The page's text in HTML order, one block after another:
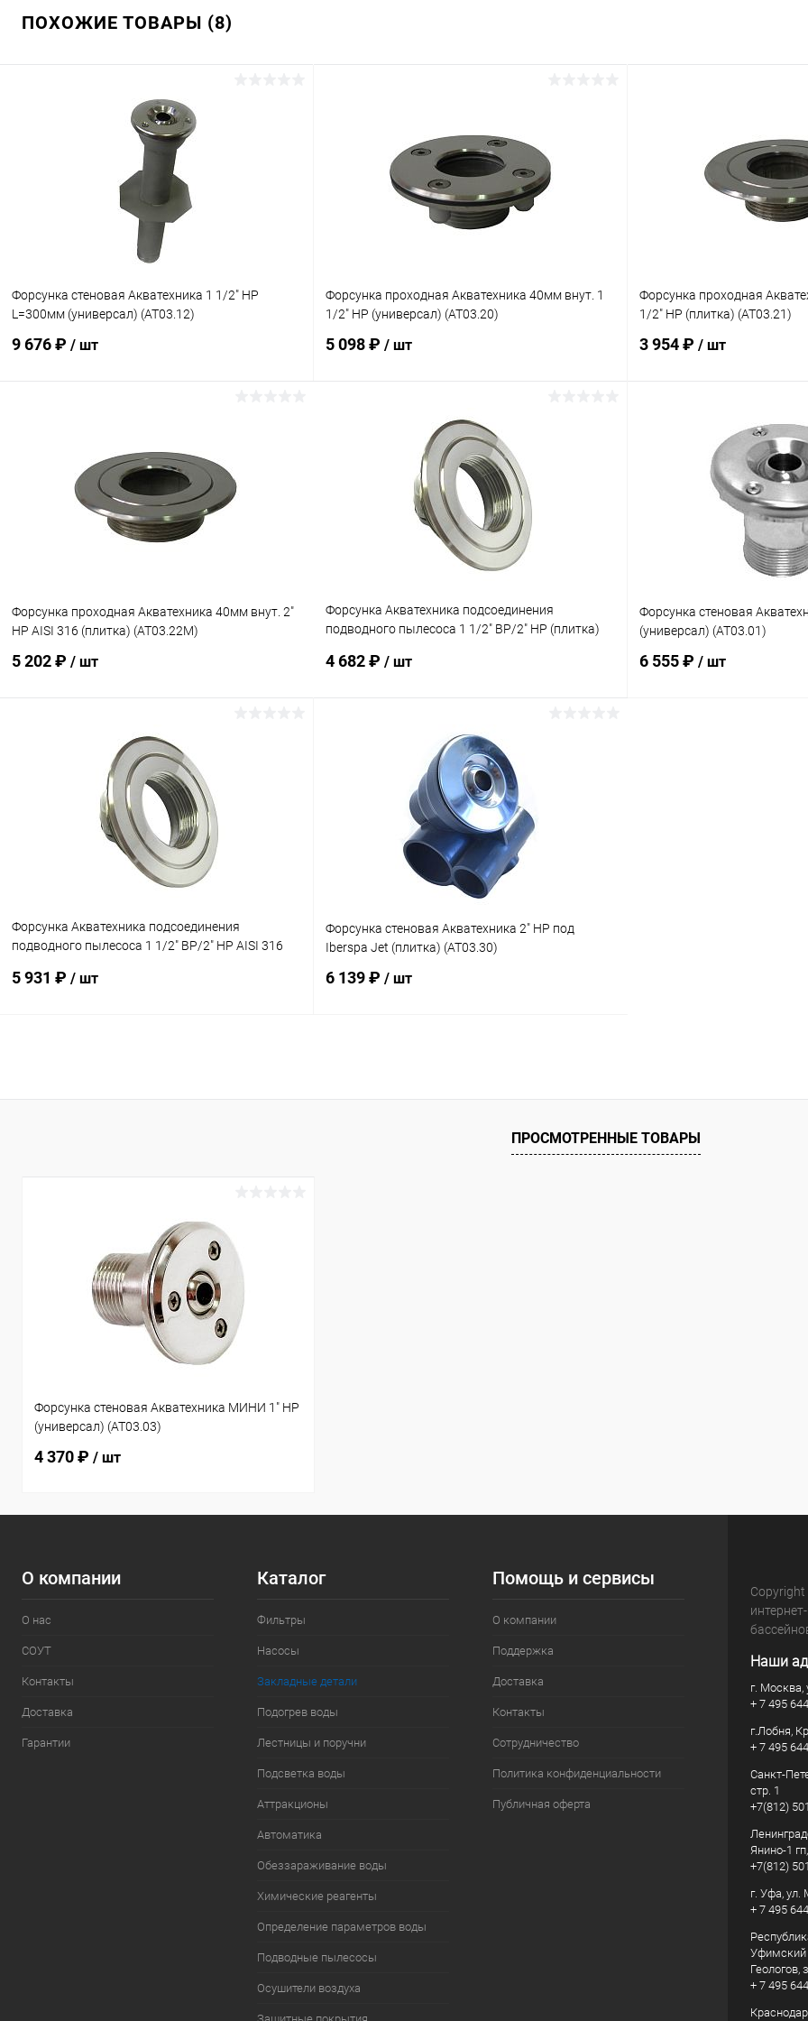
ПОХОЖИЕ ТОВАРЫ (8)
Форсунка стеновая Акватехника 1 1/2" НР
L=300мм (универсал) (AT03.12)
9 676 ₽ / шт
В избранное
К сравнению Под заказ
Форсунка проходная Акватехника 40мм внут. 1
1/2" НР (универсал) (AT03.20)
5 098 ₽ / шт
В корзину
К сравнению Под заказ
Форсунка проходная
1/2" НР (плитка) (AT03.21)
3 954 ₽ / шт
В избранное
К сравнению
Форсунка проходная Акватехника 40мм внут. 2"
НР AISI 316 (плитка) (AT03.22M)
5 202 ₽ / шт
В корзину
К сравнению Под заказ
Форсунка Акватехника подсоединения
подводного пылесоса 1 1/2" ВР/2" НР (плитка)
4 682 ₽ / шт
В корзину
К сравнению В наличии
Форсунка стеновая
(универсал) (AT03.01)
6 555 ₽ / шт
Форсунка Акватехника подсоединения
подводного пылесоса 1 1/2" ВР/2" НР AISI 316
5 931 ₽ / шт
В избранное
Форсунка стеновая Акватехника 2" НР под
Iberspa Jet (плитка) (AT03.30)
6 139 ₽ / шт
В избранное
Под заказ
ПРОСМОТРЕННЫЕ ТОВАРЫ
Форсунка стеновая Акватехника МИНИ 1" НР
(универсал) (AT03.03)
4 370 ₽ / шт
О компании
О нас
СОУТ
Контакты
Доставка
Гарантии
Каталог
Фильтры
Насосы
Закладные детали
Подогрев воды
Лестницы и поручни
Подсветка воды
Аттракционы
Автоматика
Обеззараживание воды
Химические реагенты
Определение параметров воды
Подводные пылесосы
Осушители воздуха
Помощь и сервисы
О компании
Поддержка
Доставка
Контакты
Сотрудничество
Политика конфиденциальности
Публичная оферта
Наши
г. Москва,
+ 7 495
г.Лобня,
+ 7 495
Санкт-
стр. 1
+7(812)
Янино-1
+7(812)
г. Уфа, ул.
+ 7 495
Уфимский
Геологов,
+ 7 495